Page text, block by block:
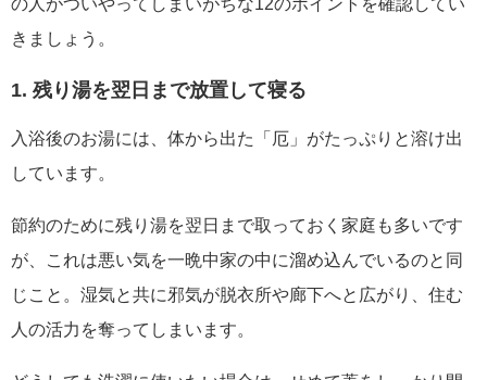
の人がついやってしまいがちな12のポイントを確認してい
きましょう。
1. 残り湯を翌日まで放置して寝る
入浴後のお湯には、体から出た「厄」がたっぷりと溶け出
しています。
節約のために残り湯を翌日まで取っておく家庭も多いです
が、これは悪い気を一晩中家の中に溜め込んでいるのと同
じこと。湿気と共に邪気が脱衣所や廊下へと広がり、住む
人の活力を奪ってしまいます。